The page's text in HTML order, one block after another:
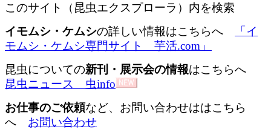
このサイト（昆虫エクスプローラ）内を検索
イモムシ・ケムシの詳しい情報はこちらへ
「イ
モムシ・ケムシ専門サイト 芋活.com」
昆虫についての新刊・展示会の情報はこちらへ
昆虫ニュース 虫info
お仕事のご依頼など、お問い合わせははこちら
へ お問い合わせ